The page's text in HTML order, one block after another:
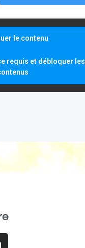
le contenu
requis et débloquer les